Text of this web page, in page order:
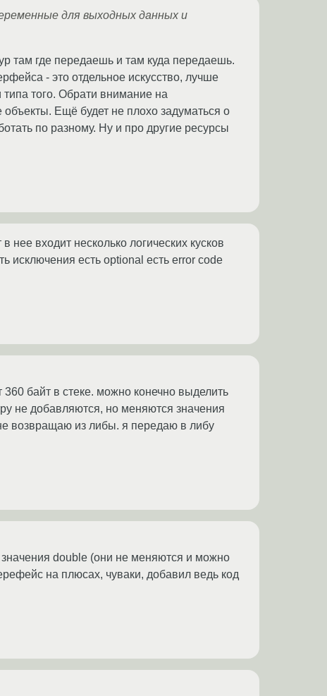
для выходных данных и
там где передаешь и там куда передаешь.
- это отдельное искусство, лучше
того. Обрати внимание на
Ещё будет не плохо задуматься о
по разному. Ну и про другие ресурсы
входит несколько логических кусков
исключения есть optional есть error code
байт в стеке. можно конечно выделить
не добавляются, но меняются значения
возвращаю из либы. я передаю в либу
double (они не меняются и можно
на плюсах, чуваки, добавил ведь код